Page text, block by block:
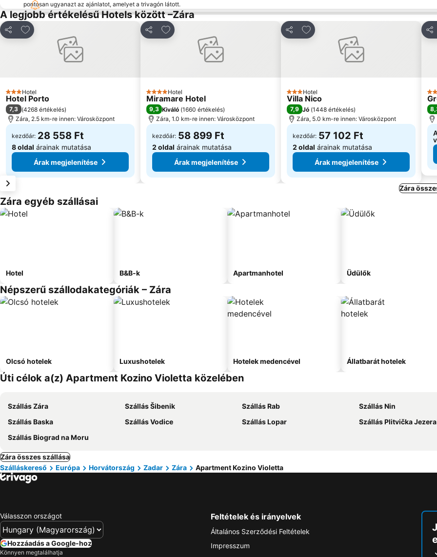
pontosan ugyanazt az ajánlatot, amelyet a trivagón látott.
A legjobb értékelésű Hotels között –Zára
Megosztás
Hozzáadás a kedvencekhez
3 Kategória
Hotel
Hotel Porto
7,3 (4268 értékelés)
Zára, 2.5 km-re innen: Városközpont
kezdőár: 28 558 Ft
8 oldal árainak mutatása
Árak megjelenítése
Megosztás
Hozzáadás a kedvencekhez
4 Kategória
Hotel
Miramare Hotel
9,3 Kiváló (1660 értékelés)
Zára, 1.0 km-re innen: Városközpont
kezdőár: 58 899 Ft
2 oldal árainak mutatása
Árak megjelenítése
Megosztás
Hozzáadás a kedvencekhez
3 Kategória
Hotel
Villa Nico
7,9 Jó (1448 értékelés)
Zára, 5.0 km-re innen: Városközpont
kezdőár: 57 102 Ft
2 oldal árainak mutatása
Árak megjelenítése
3
Zára
Zára egyéb szállásai
Hotel B&B-k Apartmanhotel Üdülők
Népszerű szállodakategóriák – Zára
Olcsó hotelek Luxushotelek Hotelek medencével Állatbarát hotelek
Úti célok a(z) Apartment Kozino Violetta közelében
Szállás Zára Szállás Šibenik Szállás Rab
Szállás Nin
Szállás Baska
Szállás Vodice Szállás Lopar
Szállás Plitvička Jezera
Szállás Biograd na Moru
Zára összes szállása
Szálláskereső
Európa Horvátország Zadar Zára Apartment Kozino Violetta
Válasszon országot
Hozzáadás a Google-hoz
Könnyen megtalálhatja
Feltételek és irányelvek
Általános Szerződési Feltételek
Impresszum